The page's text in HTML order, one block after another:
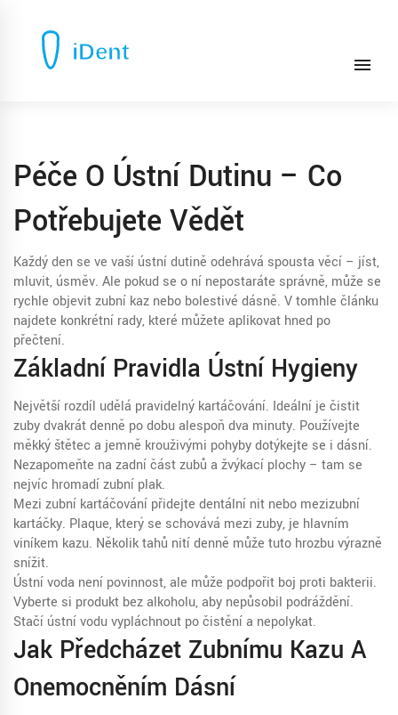
Péče O Ústní Dutinu – Co
Potřebujete Vědět
Každý den se ve vaší ústní dutině odehrává spousta věcí – jíst,
mluvit, úsměv. Ale pokud se o ní nepostaráte správně, může se
rychle objevit zubní kaz nebo bolestivé dásně. V tomhle článku
najdete konkrétní rady, které můžete aplikovat hned po
přečtení.
Základní Pravidla Ústní Hygieny
Největší rozdíl udělá pravidelný kartáčování. Ideální je čistit
zuby dvakrát denně po dobu alespoň dva minuty. Používejte
měkký štětec a jemně krouživými pohyby dotýkejte se i dásní.
Nezapomeňte na zadní část zubů a žvýkací plochy – tam se
nejvíc hromadí zubní plak.
Mezi zubní kartáčování přidejte dentální nit nebo mezizubní
kartáčky. Plaque, který se schovává mezi zuby, je hlavním
viníkem kazu. Několik tahů nití denně může tuto hrozbu výrazně
snížit.
Ústní voda není povinnost, ale může podpořit boj proti bakterii.
Vyberte si produkt bez alkoholu, aby nepůsobil podráždění.
Stačí ústní vodu vypláchnout po čistění a nepolykat.
Jak Předcházet Zubnímu Kazu A
Onemocněním Dásní